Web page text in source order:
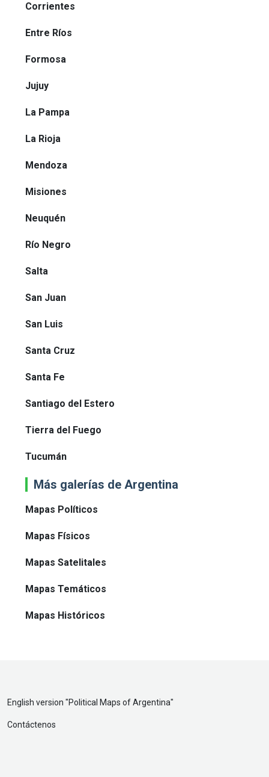
Corrientes
Entre Ríos
Formosa
Jujuy
La Pampa
La Rioja
Mendoza
Misiones
Neuquén
Río Negro
Salta
San Juan
San Luis
Santa Cruz
Santa Fe
Santiago del Estero
Tierra del Fuego
Tucumán
Más galerías de Argentina
Mapas Políticos
Mapas Físicos
Mapas Satelitales
Mapas Temáticos
Mapas Históricos
English version "Political Maps of Argentina"
Contáctenos